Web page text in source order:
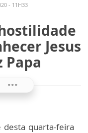
- 11H33
Jesus
Papa
desta quarta-feira